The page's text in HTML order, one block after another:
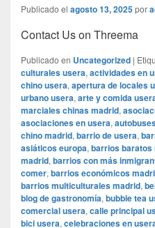
Publicado el agosto 13, 2025por
Contact Us on Threema
Publicado en Uncategorized |
culturales usera, actividades en
chino usera, apertura de locales
urbano usera, arte y comida
marciales chinas madrid,
asociaciones en usera,
chino madrid, barrio de usera,
asiáticos europa, barrios baratos
madrid, barrios con más
comer, barrios económicos
barrios multiculturales madrid,
blog de gastronomía, bubble tea
comercial usera, calle principal
bici usera, celebraciones en